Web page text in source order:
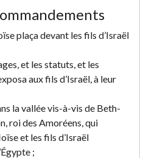
plaça devant les fils d’Israël
et les statuts, et les
aux fils d’Israël, à leur
la vallée vis-à-vis de Beth-
roi des Amoréens, qui
et les fils d’Israël
;